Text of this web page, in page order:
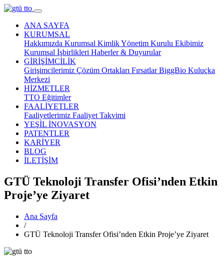
ANA SAYFA
KURUMSAL
Hakkımızda Kurumsal KimlikYönetim Kurulu Ekibimiz
Kurumsal İşbirlikleri Haberler & Duyurular
GİRİŞİMCİLİK
Girişimcilerimiz Çözüm Ortakları FırsatlarBiggBio Kuluçka
Merkezi
HİZMETLER
TTO Eğitimler
FAALİYETLER
Faaliyetlerimiz Faaliyet Takvimi
YEŞİL İNOVASYON
PATENTLER
KARİYER
BLOG
İLETİŞİM
GTÜ Teknoloji Transfer Ofisi’nden Etkin
Proje’ye Ziyaret
Ana Sayfa
/
GTÜ Teknoloji Transfer Ofisi’nden Etkin Proje’ye Ziyaret